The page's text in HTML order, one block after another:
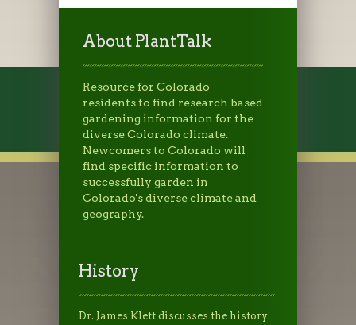
About PlantTalk
Resource for Colorado
residents to find research based
gardening information for the
diverse Colorado climate.
Newcomers to Colorado will
find specific information to
successfully garden in
Colorado's diverse climate and
geography.
History
Dr. James Klett discusses the history